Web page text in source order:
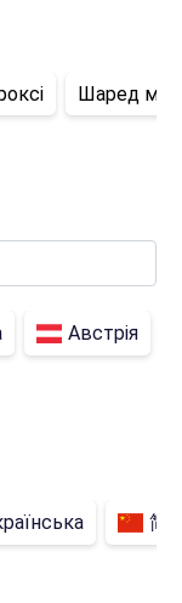
Шаред
Австрія
简